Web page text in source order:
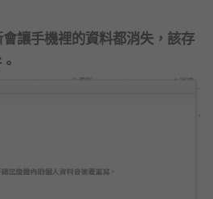
讓手機裡的資料都消失，該存